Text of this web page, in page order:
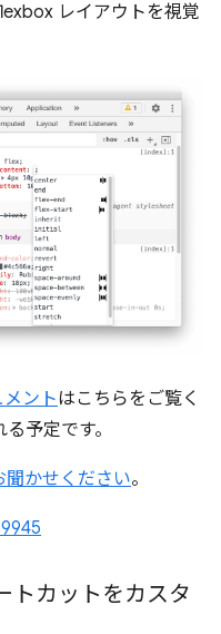
レイアウトを視覚
ントはこちらをご覧く
予定です。
聞かせください。
トカットをカスタ